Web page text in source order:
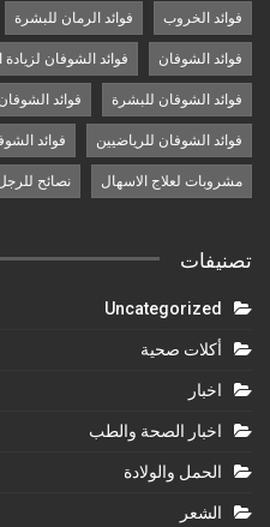
فوائد الخروب فوائد الرمان للبشرة
فوائد الشوفان فوائد الشوفان لزيادة
فوائد الشوفان للبشرة فوائد
فوائد الشوفان للرياضيين فوائد
مشروبات لعلاج الاسهال نصائح
تصنيفات
Uncategorized
أكلات صحية
اخبار
اخبار الصحة والطب
الحمل والولادة
الشعر